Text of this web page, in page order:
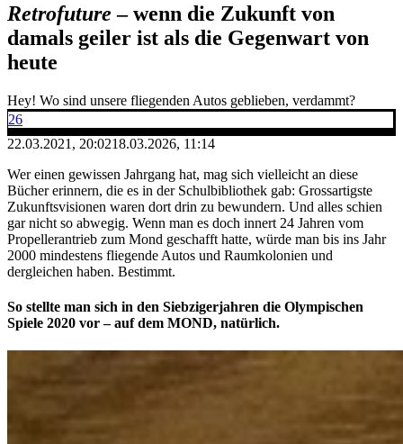
Retrofuture – wenn die Zukunft von
damals geiler ist als die Gegenwart von
heute
Hey! Wo sind unsere fliegenden Autos geblieben, verdammt?
26
22.03.2021, 20:0218.03.2026, 11:14
Wer einen gewissen Jahrgang hat, mag sich vielleicht an diese
Bücher erinnern, die es in der Schulbibliothek gab: Grossartigste
Zukunftsvisionen waren dort drin zu bewundern. Und alles schien
gar nicht so abwegig. Wenn man es doch innert 24 Jahren vom
Propellerantrieb zum Mond geschafft hatte, würde man bis ins Jahr
2000 mindestens fliegende Autos und Raumkolonien und
dergleichen haben. Bestimmt.
So stellte man sich in den Siebzigerjahren die Olympischen
Spiele 2020 vor – auf dem MOND, natürlich.